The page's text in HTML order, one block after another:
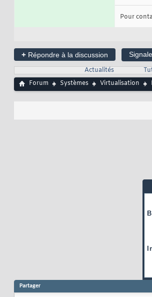
Pour
+ Répondre à la discussion
Actualités
Forum
Systèmes Virtualisation
Partager